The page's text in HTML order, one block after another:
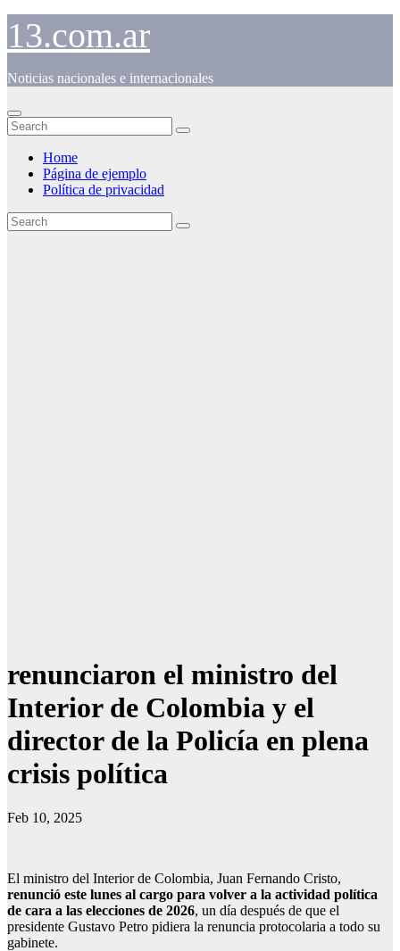
Skip
content
13.com.ar
Noticias nacionales e internacionales
Home
Página de ejemplo
Política de privacidad
renunciaron el ministro del
Interior de Colombia y el
director de la Policía en plena
crisis política
Feb 10, 2025
El ministro del Interior de Colombia, Juan Fernando Cristo,
renunció este lunes al cargo para volver a la actividad política
de cara a las elecciones de 2026, un día después de que el
presidente Gustavo Petro pidiera la renuncia protocolaria a todo su
gabinete.